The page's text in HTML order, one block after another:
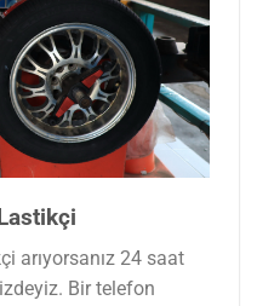
arıyorsanız 24 saat
Bir telefon